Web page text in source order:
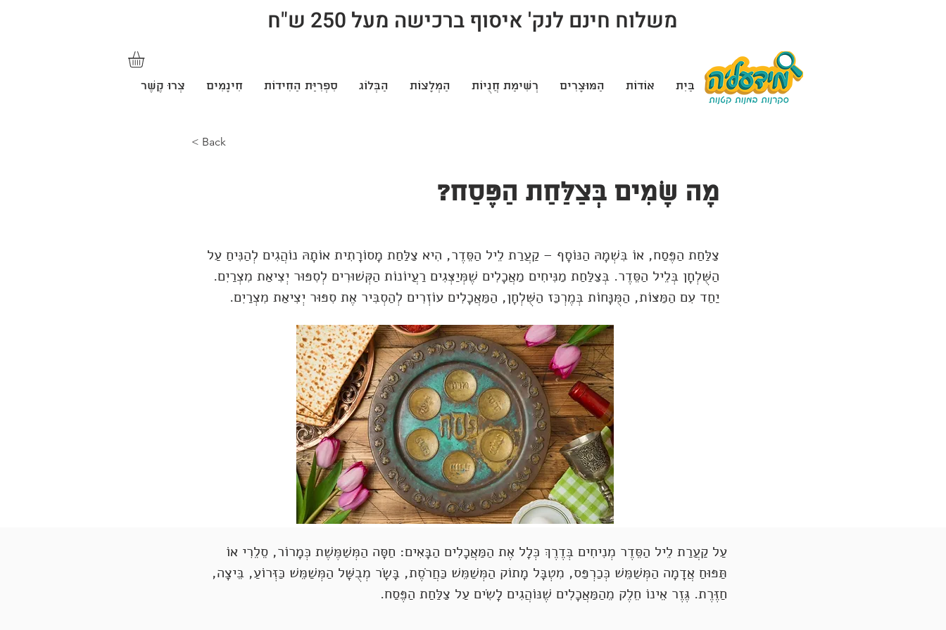
משלוח חינם לנק' איסוף ברכישה מעל 250 ש"ח
בַּיִת אוֹדוֹת הַמּוּצָרִים רְשִׁימַת חֲנֻיוֹת הַמְלָצוֹת הַבְּלוֹג סִפְרִיַּת הַחִידוֹת חִינָמִים צְרוּ קֶשֶׁר
< Back
מָה שָׂמִים בְּצַלַּחַת הַפֶּסַח?
צַלַּחַת הַפֶּסַח, אוֹ בִּשְׁמָהּ הַנּוֹסָף – קַעֲרַת לֵיל הַסֵּדֶר, הִיא צַלַּחַת מָסוֹרָתִית אוֹתָהּ נוֹהֲגִים לְהַנִּיחַ עַל
הַשֻּׁלְחָן בְּלֵיל הַסֵּדֶר. בְּצַלַּחַת מַנִּיחִים מַאֲכָלִים שֶׁמְּיַצְּגִים רַעֲיוֹנוֹת הַקְּשׁוּרִים לְסִפּוּר יְצִיאַת מִצְרַיִם.
יַחַד עִם הַמַּצּוֹת, הַמֻּנָּחוֹת בְּמֶרְכַּז הַשֻּׁלְחָן, הַמַּאֲכָלִים עוֹזְרִים לְהַסְבִּיר אֶת סִפּוּר יְצִיאַת מִצְרַיִם.
עַל קַעֲרַת לֵיל הַסֵּדֶר מְנִיחִים בְּדֶרֶךְ כְּלָל אֶת הַמַּאֲכָלִים הַבָּאִים: חַסָּה הַמְּשַׁמֶּשֶׁת כְּמָרוֹר, סֵלֵרִי אוֹ
תַּפּוּחַ אֲדָמָה הַמְּשַׁמֵּשׁ כְּכַרְפַּס, מִטְבָּל מָתוֹק הַמְּשַׁמֵּשׁ כַּחֲרֹסֶת, בָּשָׂר מְבֻשָּׁל הַמְּשַׁמֵּשׁ כַּזְּרוֹעַ, בֵּיצָה,
חַזֶּרֶת. גֶּזֶר אֵינוֹ חֵלֶק מֵהַמַּאֲכָלִים שֶׁנּוֹהֲגִים לָשִׂים עַל צַלַּחַת הַפֶּסַח.